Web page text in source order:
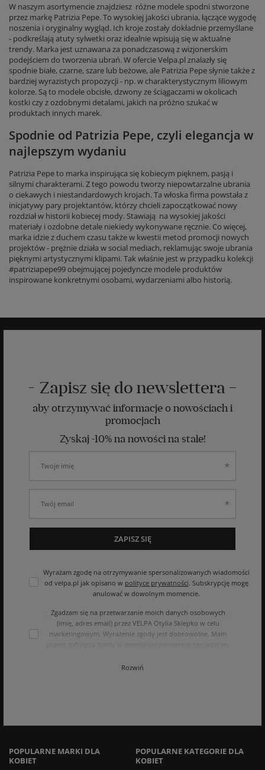
W naszym asortymencie znajdziesz różne modele spodni stworzone
przez markę Patrizia Pepe. To wysokiej jakości ubrania, łączące wygodę
noszenia i oryginalny wygląd. Ich kroje zostały dokładnie przemyślane
- podkreślają atuty sylwetki oraz idealnie wpisują się w aktualne
trendy. Marka jest uznawana za ponadczasową z wizjonerskim
podejściem do tworzenia ubrań. W ofercie Velpa.pl znalazły się
spodnie białe, czarne, szare lub beżowe, ale Patrizia Pepe słynie także z
bardziej wyrazistych propozycji - np. w charakterystycznym liliowym
kolorze. Są to modele obcisłe, dzwony ze ściągaczami w okolicach
kostki czy z ozdobnymi detalami, jakich na próżno szukać w
produktach innych marek.
Spodnie od Patrizia Pepe, czyli elegancja w
najlepszym wydaniu
Patrizia Pepe to marka inspirująca się kobiecym pięknem, pasją i
silnymi charakterami. Z tego powodu tworzy niepowtarzalne ubrania
o ciekawych i niestandardowych krojach. Ta włoska firma powstała z
inicjatywy pary projektantów, którzy chcieli zapoczątkować nowy
rozdział w historii kobiecej mody. Stawiają na wysokiej jakości
materiały i ozdobne detale niekiedy wykonywane ręcznie. Co więcej,
marka idzie z duchem czasu także w kwestii metod promocji nowych
projektów - prężnie działa w social mediach, reklamując swoje ubrania
pięknymi artystycznymi klipami. Tak właśnie jest w przypadku kolekcji
#patriziapepe99 obejmującej pojedyncze modele produktów
inspirowane konkretnymi osobami, wydarzeniami albo historią.
Zapisz się do newslettera
aby otrzymywać informacje o nowościach i
promocjach
Zyskaj -10% na nowości na stałe!
Wyrażam zgodę na otrzymywanie spersonalizowanych wiadomości
od velpa.pl jak opisano w polityce prywatności. Subskrypcję mogę
anulować w dowolnym momencie.
Zgadzam się na przetwarzanie moich danych osobowych
(imię, adres email) przez VELPA Otylia Skiepko w celu
marketingowym. Wyrażenie zgody jest dobrowolne. Mam
podstawie zgody przed jej cofnięciem. Mam prawo dostępu
Rozwiń
ZAPISZ SIĘ
POPULARNE MARKI DLA
KOBIET
POPULARNE KATEGORIE DLA
KOBIET